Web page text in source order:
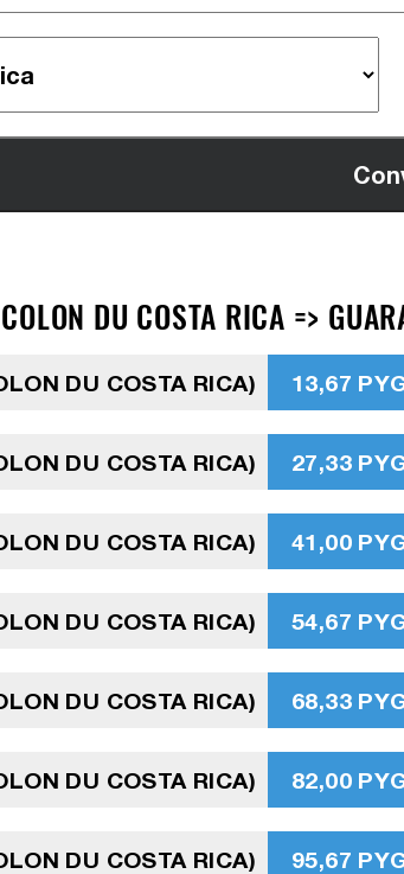
DU COSTA RICA =>
DU COSTA RICA) 13,67
DU COSTA RICA) 27,33
DU COSTA RICA) 41,00
DU COSTA RICA) 54,67
DU COSTA RICA) 68,33
DU COSTA RICA) 82,00
DU COSTA RICA) 95,67